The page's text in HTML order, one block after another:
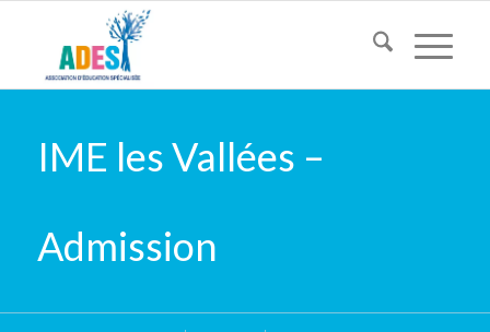
IME les Vallées –
Admission